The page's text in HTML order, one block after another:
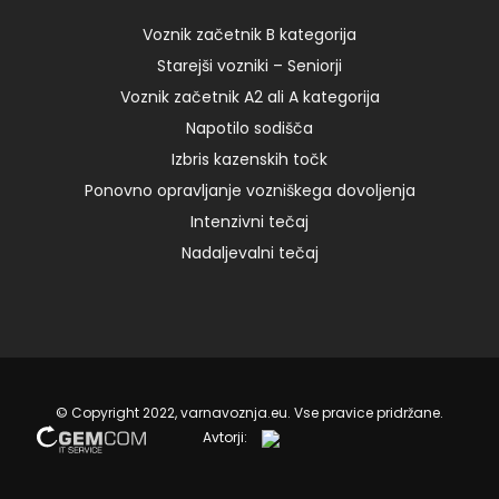
8:00 – I 125,00 € […]
02. 06. 2023
Voznik začetnik B kategorija
Starejši vozniki – Seniorji
Voznik začetnik A2 ali A kategorija
Napotilo sodišča
Izbris kazenskih točk
Ponovno opravljanje vozniškega dovoljenja
Intenzivni tečaj
Nadaljevalni tečaj
© Copyright 2022, varnavoznja.eu. Vse pravice pridržane.
Avtorji: